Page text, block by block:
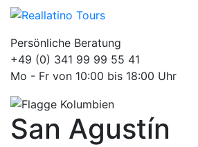
Persönliche Beratung
+49 (0) 341 99 99 55 41
Mo - Fr von 10:00 bis 18:00 Uhr
San Agustín